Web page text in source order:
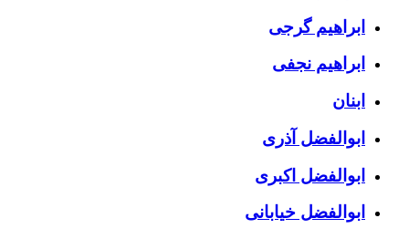
ابراهیم گرجی
ابراهیم نجفی
ابنان
ابوالفضل آذری
ابوالفضل اکبری
ابوالفضل خیابانی